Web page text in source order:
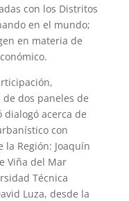
con los Distritos
en el mundo;
en materia de
dos paneles de
acerca de
con
Región: Joaquín
Viña del Mar
Técnica
Luza, desde la